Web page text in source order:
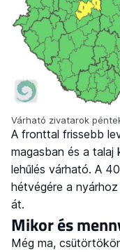
Várható zivatarok
A fronttal frissebb
magasban és a
lehűlés várható. A
hétvégére a
át.
Mikor és
Még ma,